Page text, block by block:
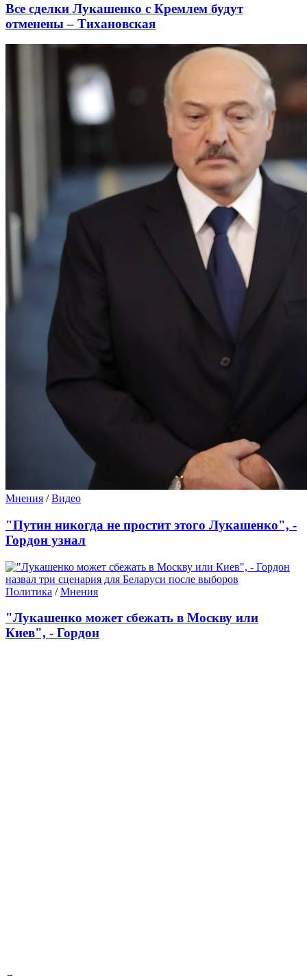
Все сделки Лукашенко с Кремлем будут
отменены – Тихановская
Мнения /Видео
"Путин никогда не простит этого Лукашенко", -
Гордон узнал
Политика /Мнения
"Лукашенко может сбежать в Москву или
Киев", - Гордон